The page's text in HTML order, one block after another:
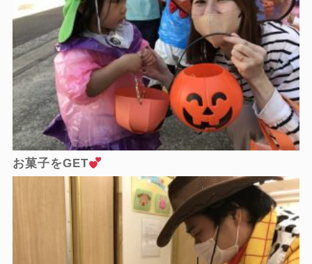
お菓子をGET